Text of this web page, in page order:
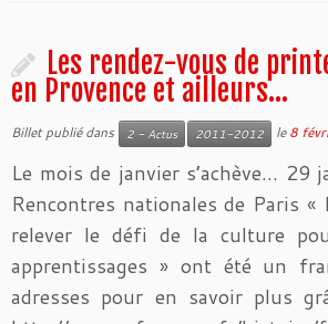
Les rendez-vous de
en Provence et ailleurs…
Billet publié dans 2 - Actus 2011-2012 le8
Le mois de janvier s’achève… 29
Rencontres nationales de Paris «
relever le défi de la culture
apprentissages » ont été un
adresses pour en savoir plus